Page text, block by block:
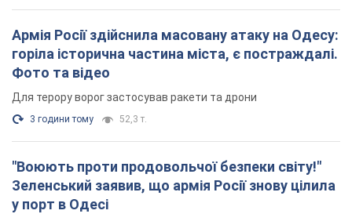
Армія Росії здійснила масовану атаку на Одесу:
горіла історична частина міста, є постраждалі.
Фото та відео
Для терору ворог застосував ракети та дрони
3 години тому 52,3 т.
"Воюють проти продовольчої безпеки світу!"
Зеленський заявив, що армія Росії знову цілила
у порт в Одесі